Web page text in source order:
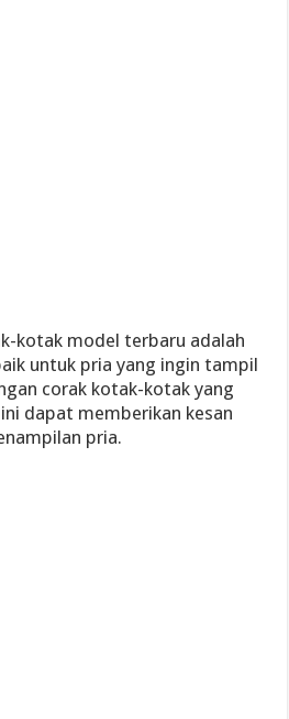
kotak model terbaru adalah
untuk pria yang ingin tampil
corak kotak-kotak yang
dapat memberikan kesan
pria.